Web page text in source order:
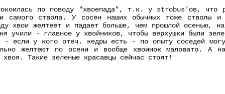
по поводу "хвоепада", т.к. у strobus'ов, что
самого ствола. У сосен наших обычных тоже стволы
хвои желтеет и падает больше, чем прошлой осенью,
учили - главное у хвойников, чтобы верхушки были
- если у кого отеч. кедры есть - по опыту соседей
желтеют по осени и вообще хвоинок маловато. А
хвоя. Такие зеленые красавцы сейчас стоят!